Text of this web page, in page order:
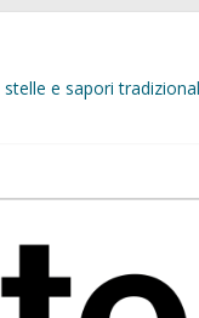
misto:”La verità dei
ai minori